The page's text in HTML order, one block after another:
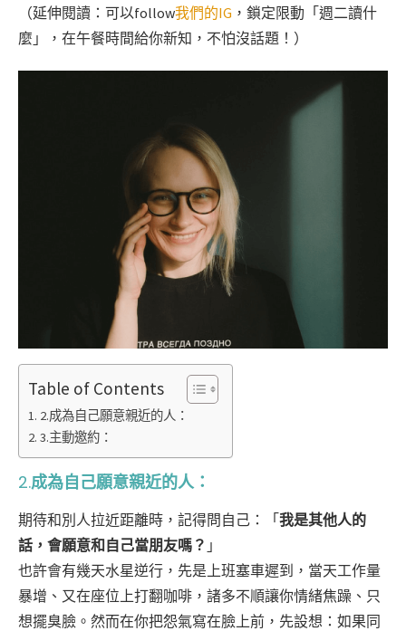
（延伸閱讀：可以follow我們的IG ，鎖定限動「週二讀什
麼」，在午餐時間給你新知，不怕沒話題！）
Table of Contents
2.成為自己願意親近的人：
3.主動邀約：
2.成為自己願意親近的人：
期待和別人拉近距離時，記得問自己：「我是其他人的
話，會願意和自己當朋友嗎？ 」
也許會有幾天水星逆行，先是上班塞車遲到，當天工作量
暴增、又在座位上打翻咖啡，諸多不順讓你情緒焦躁、只
想擺臭臉。然而在你把怨氣寫在臉上前，先設想：如果同